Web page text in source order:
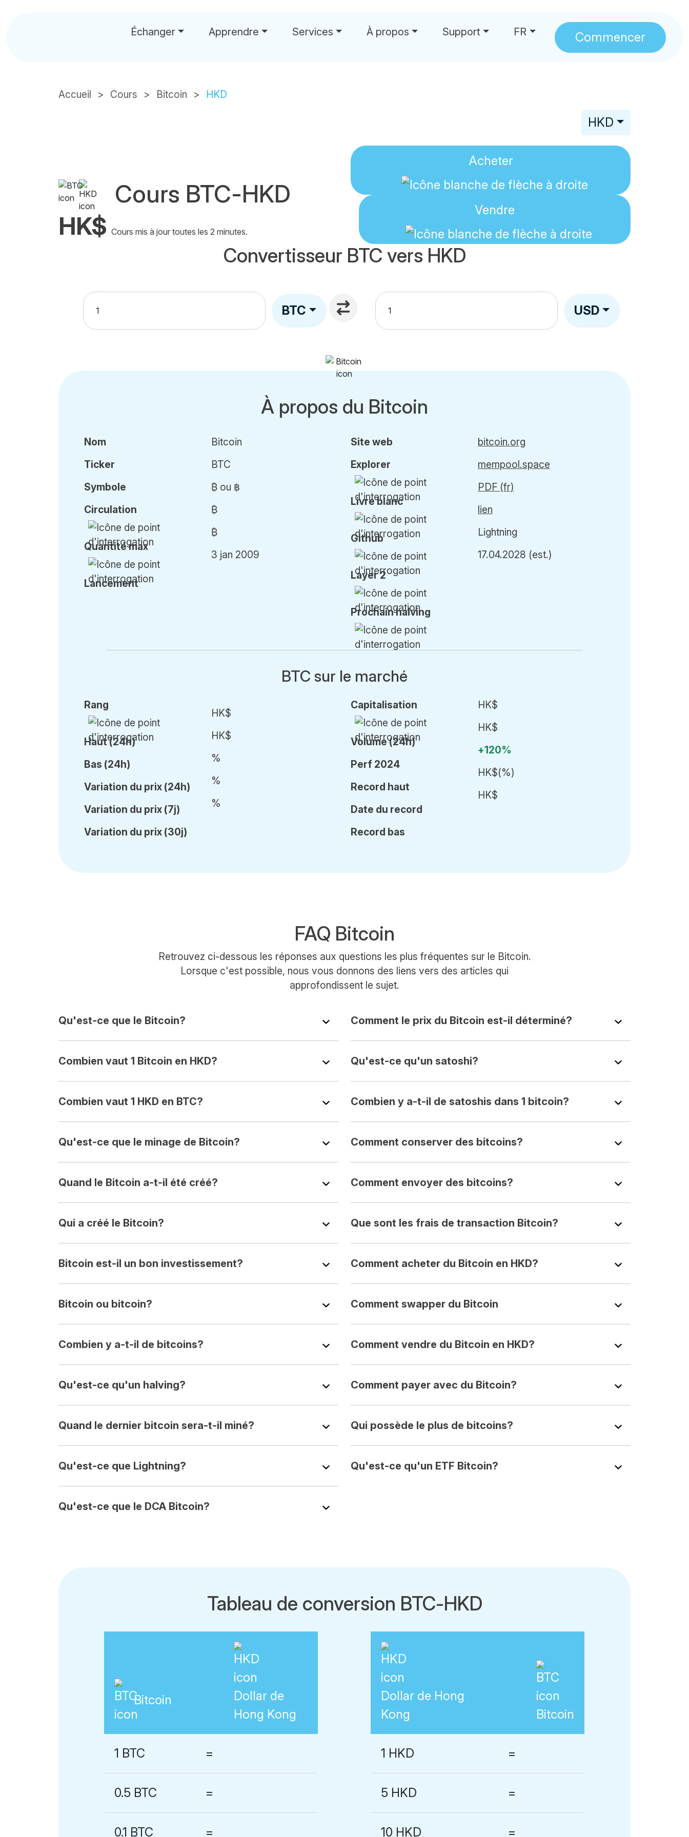
Échanger Apprendre Services À propos Support FR Commencer
Accueil Cours Bitcoin HKD
Cours BTC-HKD
HK$ Cours mis à jour toutes les 2 minutes.
HKD
Acheter
Vendre
Convertisseur BTC vers HKD
BTC USD
À propos du Bitcoin
Nom
Ticker
Symbole
Circulation
Quantitémax
Lancement
Bitcoin
BTC
₿ ou ฿
₿
₿
3 jan 2009
Site web
Explorer
Livre blanc
Github
Layer 2
Prochain halving
bitcoin.org
mempool.space
PDF (fr)
lien
Lightning
17.04.2028 (est.)
BTC sur le marché
Rang
Haut (24h)
Bas (24h)
Variation du prix (24h)
Variation du prix (7j)
Variation du prix (30j)
HK$
HK$
%
%
%
Capitalisation
Volume (24h)
Perf 2024
Record haut
Date du record
Record bas
HK$
HK$
+120%
HK$(%)
HK$
FAQ Bitcoin
Retrouvez ci-dessous les réponses aux questions les plus fréquentes sur le Bitcoin.
Lorsque c'est possible, nous vous donnons des liens vers des articles qui
approfondissent le sujet.
Qu'est-ce que le Bitcoin?
Combien vaut 1 Bitcoin en HKD?
Combien vaut 1 HKD en BTC?
Qu'est-ce que le minage de Bitcoin?
Quand le Bitcoin a-t-il été créé?
Qui a créé le Bitcoin?
Bitcoin est-il un bon investissement?
Bitcoin ou bitcoin?
Combien y a-t-il de bitcoins?
Qu'est-ce qu'un halving?
Quand le dernier bitcoin sera-t-il miné?
Qu'est-ce que Lightning?
Qu'est-ce que le DCA Bitcoin?
Comment le prix du Bitcoin est-il déterminé?
Qu'est-ce qu'un satoshi?
Combien y a-t-il de satoshis dans 1 bitcoin?
Comment conserver des bitcoins?
Comment envoyer des bitcoins?
Que sont les frais de transaction Bitcoin?
Comment acheter du Bitcoin en HKD?
Comment swapper du Bitcoin
Comment vendre du Bitcoin en HKD?
Comment payer avec du Bitcoin?
Qui possède le plus de bitcoins?
Qu'est-ce qu'un ETF Bitcoin?
Tableau de conversion BTC-HKD
Bitcoin
Dollar de
Hong Kong
1 BTC =
0.5 BTC =
0.1 BTC =
Dollar de Hong
Kong
Bitcoin
1 HKD =
5 HKD =
10 HKD =